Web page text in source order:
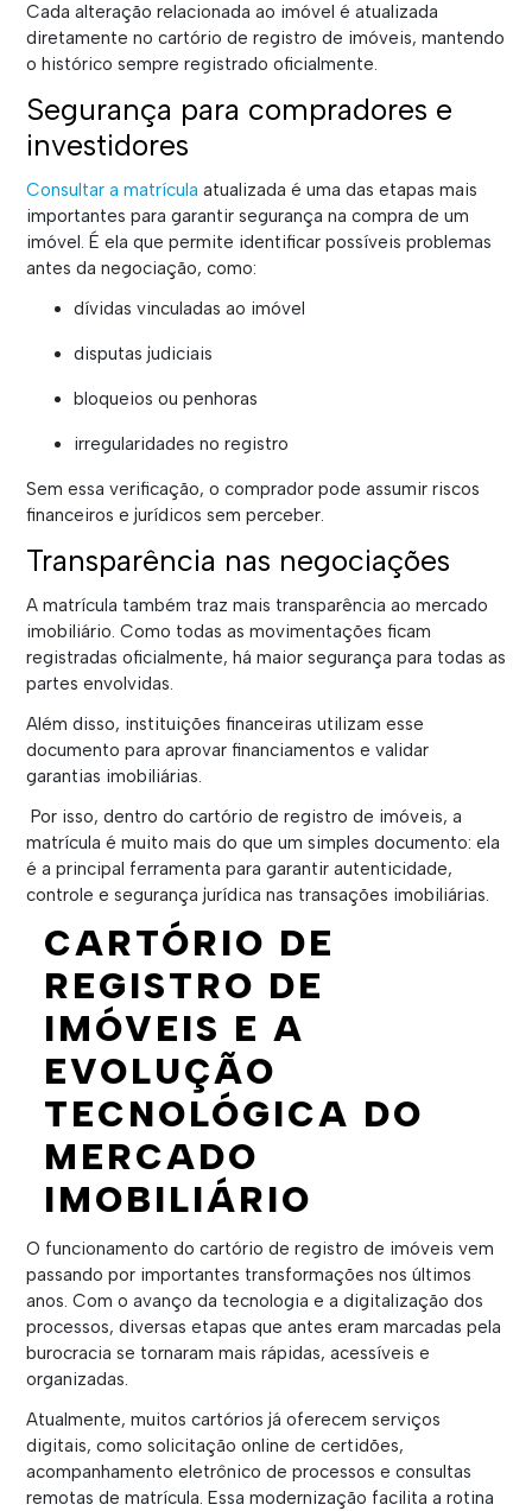
Cada alteração relacionada ao imóvel é atualizada
diretamente no cartório de registro de imóveis, mantendo
o histórico sempre registrado oficialmente.
Segurança para compradores e
investidores
Consultar a matrícula atualizada é uma das etapas mais
importantes para garantir segurança na compra de um
imóvel. É ela que permite identificar possíveis problemas
antes da negociação, como:
dívidas vinculadas ao imóvel
disputas judiciais
bloqueios ou penhoras
irregularidades no registro
Sem essa verificação, o comprador pode assumir riscos
financeiros e jurídicos sem perceber.
Transparência nas negociações
A matrícula também traz mais transparência ao mercado
imobiliário. Como todas as movimentações ficam
registradas oficialmente, há maior segurança para todas as
partes envolvidas.
Além disso, instituições financeiras utilizam esse
documento para aprovar financiamentos e validar
garantias imobiliárias.
Por isso, dentro do cartório de registro de imóveis, a
matrícula é muito mais do que um simples documento: ela
é a principal ferramenta para garantir autenticidade,
controle e segurança jurídica nas transações imobiliárias.
CARTÓRIO DE
REGISTRO DE
IMÓVEIS E A
EVOLUÇÃO
TECNOLÓGICA DO
MERCADO
IMOBILIÁRIO
O funcionamento do cartório de registro de imóveis vem
passando por importantes transformações nos últimos
anos. Com o avanço da tecnologia e a digitalização dos
processos, diversas etapas que antes eram marcadas pela
burocracia se tornaram mais rápidas, acessíveis e
organizadas.
Atualmente, muitos cartórios já oferecem serviços
digitais, como solicitação online de certidões,
acompanhamento eletrônico de processos e consultas
remotas de matrícula. Essa modernização facilita a rotina